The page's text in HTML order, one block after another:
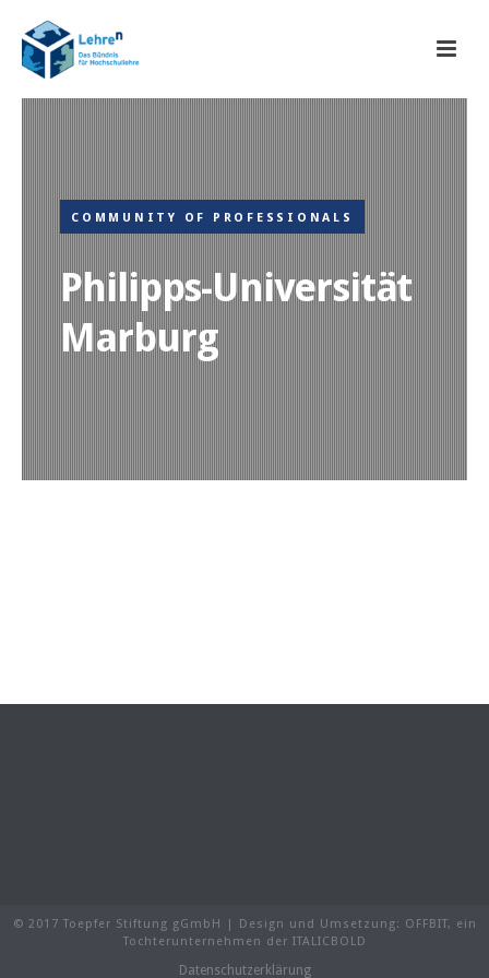
COMMUNITY OF PROFESSIONALS
Philipps-Universität
Marburg
© 2017 Toepfer Stiftung gGmbH | Design und Umsetzung: OFFBIT, ein
Tochterunternehmen der ITALICBOLD
Datenschutzerklärung